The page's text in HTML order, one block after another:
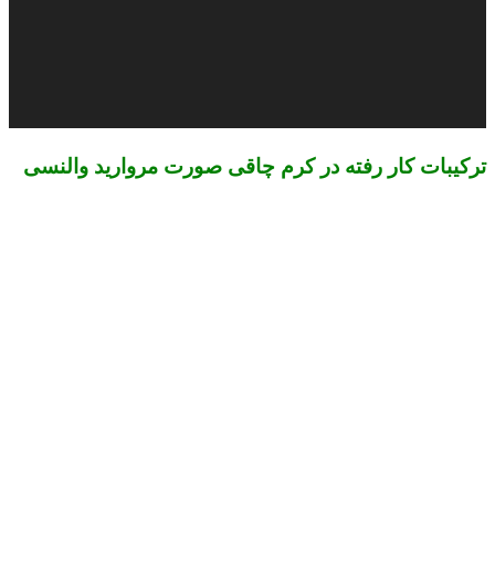
ترکیبات کار رفته در کرم چاقی صورت مروارید والنسی